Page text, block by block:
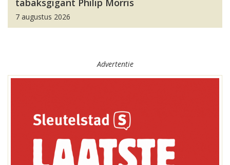
tabaksgigant Philip Morris
7 augustus 2026
Advertentie